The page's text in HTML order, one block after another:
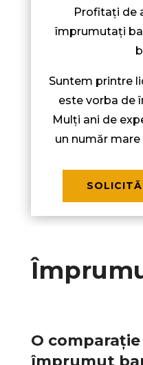
Profitați de
împrumutați
Suntem printre
este vorba de
Mulți ani de
un număr
O
împrumut